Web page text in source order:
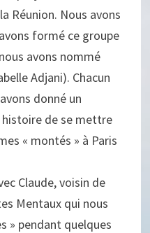
Réunion. Nous avons
formé ce groupe
avons nommé
Adjani). Chacun
donné un
histoire de se mettre
« montés » à Paris
Claude, voisin de
Mentaux qui nous
» pendant quelques